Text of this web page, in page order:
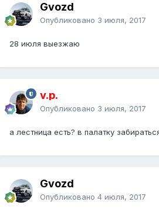
Gvozd
Опубликовано 3 июля, 2017
28 июля выезжаю
v.p.
Опубликовано 3 июля, 2017
а лестница есть? в палатку
Gvozd
Опубликовано 4 июля, 2017